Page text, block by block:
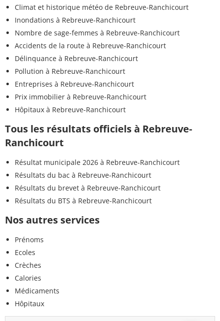
Climat et historique météo de Rebreuve-Ranchicourt
Inondations à Rebreuve-Ranchicourt
Nombre de sage-femmes à Rebreuve-Ranchicourt
Accidents de la route à Rebreuve-Ranchicourt
Délinquance à Rebreuve-Ranchicourt
Pollution à Rebreuve-Ranchicourt
Entreprises à Rebreuve-Ranchicourt
Prix immobilier à Rebreuve-Ranchicourt
Hôpitaux à Rebreuve-Ranchicourt
Tous les résultats officiels à Rebreuve-
Ranchicourt
Résultat municipale 2026 à Rebreuve-Ranchicourt
Résultats du bac à Rebreuve-Ranchicourt
Résultats du brevet à Rebreuve-Ranchicourt
Résultats du BTS à Rebreuve-Ranchicourt
Nos autres services
Prénoms
Ecoles
Crèches
Calories
Médicaments
Hôpitaux